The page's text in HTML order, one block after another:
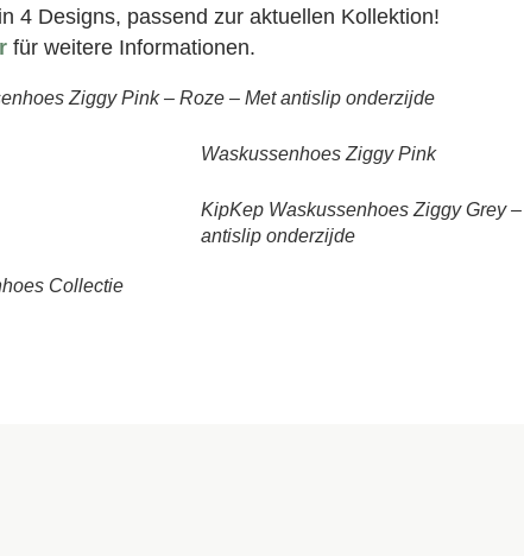
4 Designs, passend zur aktuellen Kollektion!
für weitere Informationen.
Ziggy Pink – Roze – Met antislip onderzijde
Waskussenhoes Ziggy Pink
KipKep Waskussenhoes Ziggy Grey
antislip onderzijde
Collectie